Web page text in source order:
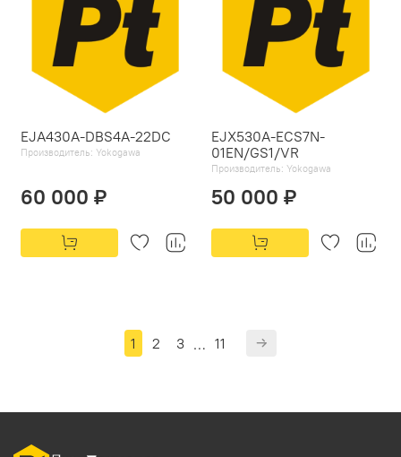
EJA430A-DBS4A-22DC
Производитель: Yokogawa
60 000 ₽
EJX530A-ECS7N-
01EN/GS1/VR
Производитель: Yokogawa
50 000 ₽
1 2 3 … 11